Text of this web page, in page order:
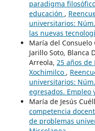
paradigma
educación ,
universitarios:
las nuevas
María del Consuelo
Jarillo Soto, Blanca
Arreola, 25 años de
Xochimilco ,
universitarios:
egresados. Empleo
María de Jesús
competencia
de problemas